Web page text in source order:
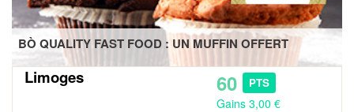
BÒ QUALITY FAST FOOD : UN MUFFIN OFFERT
Limoges 60 PTS
Gains 3,00 €